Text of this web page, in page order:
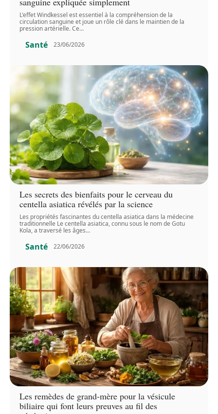
L'effet Windkessel est essentiel à la compréhension de la
circulation sanguine et joue un rôle clé dans le maintien de la
pression artérielle. Ce…
Santé 23/06/2026
Les secrets des bienfaits pour le cerveau du
centella asiatica révélés par la science
Les propriétés fascinantes du centella asiatica dans la médecine
traditionnelle Le centella asiatica, connu sous le nom de Gotu
Kola, a traversé les âges…
Santé 22/06/2026
Les remèdes de grand-mère pour la vésicule
biliaire qui font leurs preuves au fil des